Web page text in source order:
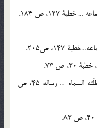
9- بلی کانت فی ایدینا فدک من کل ما اظلّته السماء … رساله 45، ص